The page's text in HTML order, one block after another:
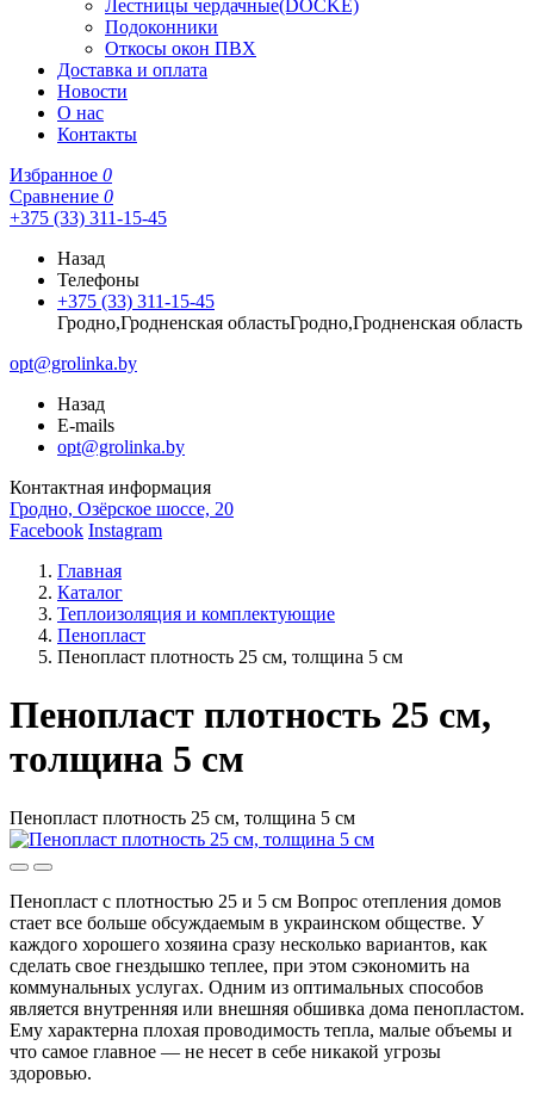
Лестницы чердачные(DOCKE)
Подоконники
Откосы окон ПВХ
Доставка и оплата
Новости
О нас
Контакты
Избранное 0
Сравнение 0
+375 (33) 311-15-45
Назад
Телефоны
+375 (33) 311-15-45
Гродно,Гродненская областьГродно,Гродненская область
opt@grolinka.by
Назад
E-mails
opt@grolinka.by
Контактная информация
Гродно, Озёрское шоссе, 20
Facebook Instagram
Главная
Каталог
Теплоизоляция и комплектующие
Пенопласт
Пенопласт плотность 25 см, толщина 5 см
Пенопласт плотность 25 см,
толщина 5 см
Пенопласт плотность 25 см, толщина 5 см
Пенопласт с плотностью 25 и 5 см Вопрос отепления домов
стает все больше обсуждаемым в украинском обществе. У
каждого хорошего хозяина сразу несколько вариантов, как
сделать свое гнездышко теплее, при этом сэкономить на
коммунальных услугах. Одним из оптимальных способов
является внутренняя или внешняя обшивка дома пенопластом.
Ему характерна плохая проводимость тепла, малые объемы и
что самое главное — не несет в себе никакой угрозы
здоровью.